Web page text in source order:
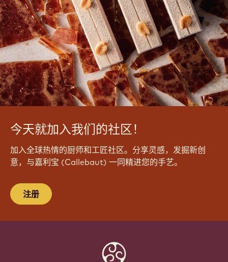
今天就加入我们的社区！
加入全球热情的厨师和工匠社区。分享灵感，发掘新创
意，与嘉利宝 (Callebaut) 一同精进您的手艺。
注册